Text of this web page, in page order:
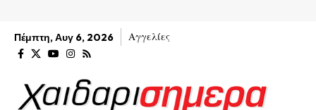
Πέμπτη, Αυγ 6, 2026 Αγγελίες